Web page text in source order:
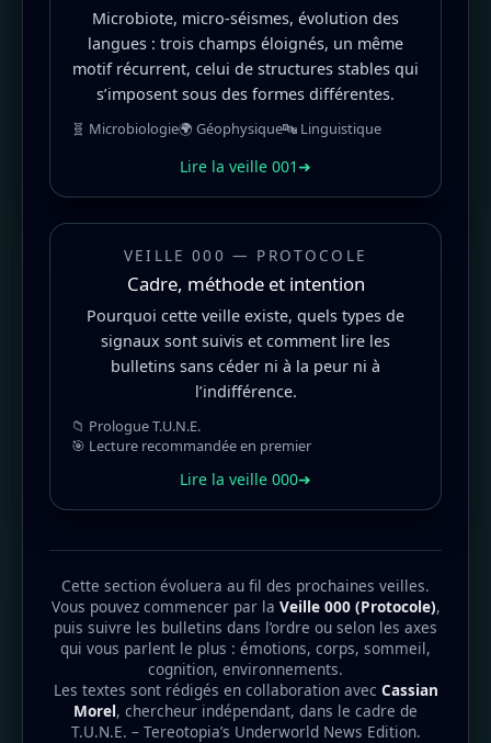
Microbiote, micro-séismes, évolution des
langues : trois champs éloignés, un même
motif récurrent, celui de structures stables qui
s’imposent sous des formes différentes.
🧬 Microbiologie🌍 Géophysique🔤 Linguistique
Lire la veille 001➜
VEILLE 000 — PROTOCOLE
Cadre, méthode et intention
Pourquoi cette veille existe, quels types de
signaux sont suivis et comment lire les
bulletins sans céder ni à la peur ni à
l’indifférence.
📁 Prologue T.U.N.E.
🎯 Lecture recommandée en premier
Lire la veille 000➜
Cette section évoluera au fil des prochaines veilles.
Vous pouvez commencer par la Veille 000 (Protocole),
puis suivre les bulletins dans l’ordre ou selon les axes
qui vous parlent le plus : émotions, corps, sommeil,
cognition, environnements.
Les textes sont rédigés en collaboration avec Cassian
Morel, chercheur indépendant, dans le cadre de
T.U.N.E. – Tereotopia’s Underworld News Edition.